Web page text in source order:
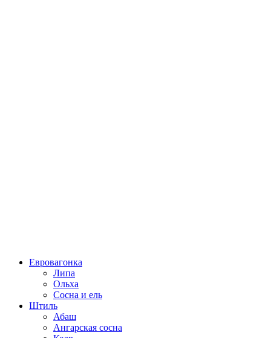
Евровагонка
Липа
Ольха
Сосна и ель
Штиль
Абаш
Ангарская сосна